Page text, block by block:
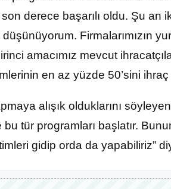
son derece başarılı oldu. Şu
Firmalarımızın
amacımız mevcut
en az yüzde 50’sini
alışık olduklarını
bu tür programları başlatır.
gidip orda da yapabiliriz”